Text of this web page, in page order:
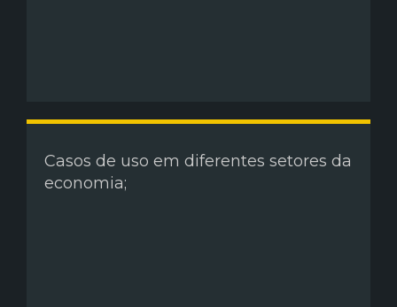
Casos de uso em diferentes setores da
economia;